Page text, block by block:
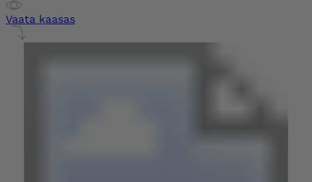
Vaata kaasas